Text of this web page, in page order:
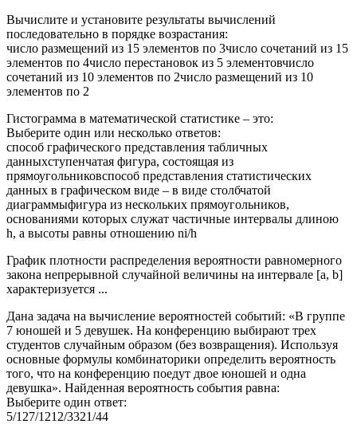
Вычислите и установите результаты вычислений
последовательно в порядке возрастания:
число размещений из 15 элементов по 3число сочетаний из 15
элементов по 4число перестановок из 5 элементовчисло
сочетаний из 10 элементов по 2число размещений из 10
элементов по 2
Гистограмма в математической статистике – это:
Выберите один или несколько ответов:
способ графического представления табличных
данныхступенчатая фигура, состоящая из
прямоугольниковспособ представления статистических
данных в графическом виде – в виде столбчатой
диаграммыфигура из нескольких прямоугольников,
основаниями которых служат частичные интервалы длиною
h, а высоты равны отношению ni/h
График плотности распределения вероятности равномерного
закона непрерывной случайной величины на интервале [a, b]
характеризуется ...
Дана задача на вычисление вероятностей событий: «В группе
7 юношей и 5 девушек. На конференцию выбирают трех
студентов случайным образом (без возвращения). Используя
основные формулы комбинаторики определить вероятность
того, что на конференцию поедут двое юношей и одна
девушка». Найденная вероятность события равна:
Выберите один ответ:
5/127/1212/3321/44